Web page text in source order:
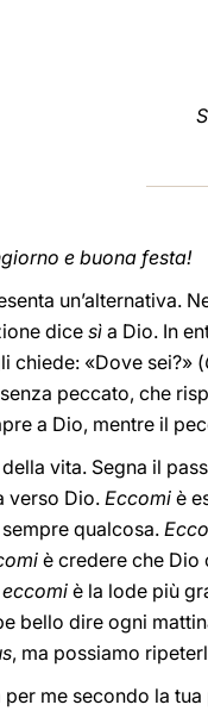
e buona festa!
un’alternativa.
dice sì a Dio. In
chiede: «Dove sei?» (
peccato, che
a Dio, mentre il
vita. Segna il
verso Dio. Eccomi è
qualcosa.
è credere che Dio
eccomi è la lode più
bello dire ogni
, ma possiamo
per me secondo la